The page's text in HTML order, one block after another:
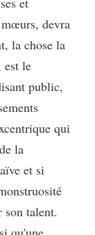
mœurs, devra
la chose la
est le
public,
qui
la
et si
son talent.